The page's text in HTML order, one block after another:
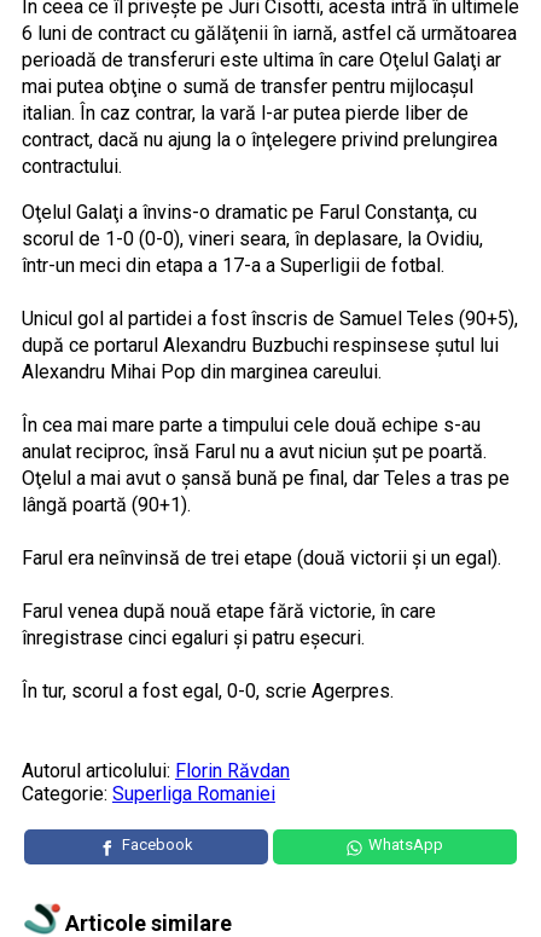
În ceea ce îl priveşte pe Juri Cisotti, acesta intră în ultimele
6 luni de contract cu gălăţenii în iarnă, astfel că următoarea
perioadă de transferuri este ultima în care Oţelul Galaţi ar
mai putea obţine o sumă de transfer pentru mijlocaşul
italian. În caz contrar, la vară l-ar putea pierde liber de
contract, dacă nu ajung la o înţelegere privind prelungirea
contractului.
Oţelul Galaţi a învins-o dramatic pe Farul Constanţa, cu
scorul de 1-0 (0-0), vineri seara, în deplasare, la Ovidiu,
într-un meci din etapa a 17-a a Superligii de fotbal.
Unicul gol al partidei a fost înscris de Samuel Teles (90+5),
după ce portarul Alexandru Buzbuchi respinsese şutul lui
Alexandru Mihai Pop din marginea careului.
În cea mai mare parte a timpului cele două echipe s-au
anulat reciproc, însă Farul nu a avut niciun şut pe poartă.
Oţelul a mai avut o şansă bună pe final, dar Teles a tras pe
lângă poartă (90+1).
Farul era neînvinsă de trei etape (două victorii şi un egal).
Farul venea după nouă etape fără victorie, în care
înregistrase cinci egaluri şi patru eşecuri.
În tur, scorul a fost egal, 0-0, scrie Agerpres.
Autorul articolului: Florin Răvdan
Categorie: Superliga Romaniei
Facebook WhatsApp
Articole similare